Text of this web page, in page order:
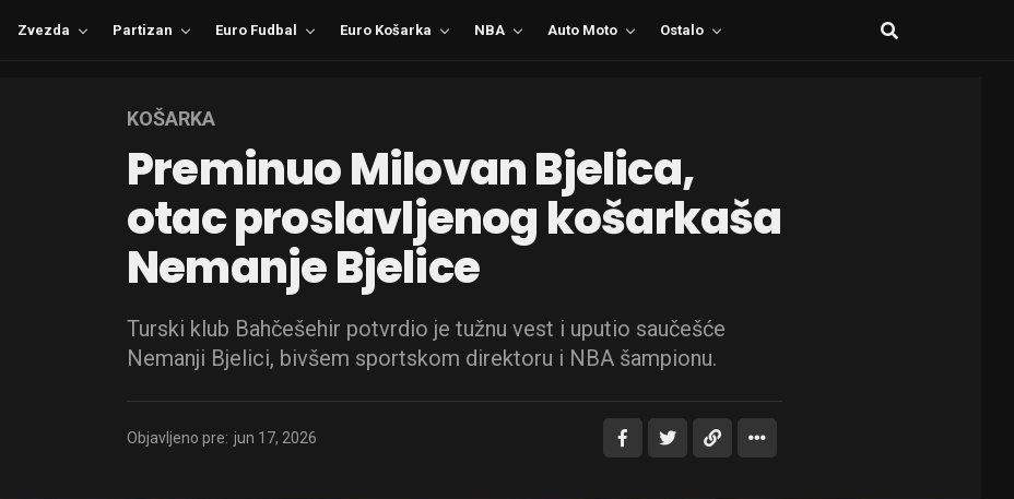
Zvezda Partizan Euro Fudbal Euro Košarka NBA Auto Moto Ostalo
KOŠARKA
Preminuo Milovan Bjelica,
otac proslavljenog košarkaša
Nemanje Bjelice
Turski klub Bahčešehir potvrdio je tužnu vest i uputio saučešće
Nemanji Bjelici, bivšem sportskom direktoru i NBA šampionu.
Objavljeno pre: jun 17, 2026